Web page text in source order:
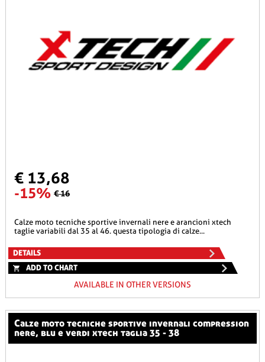
€ 13,68
-15% € 16
calze moto tecniche sportive invernali nere e arancioni xtech
taglie variabili dal 35 al 46. questa tipologia di calze...
DETAILS
ADD TO CHART
AVAILABLE IN OTHER VERSIONS
calze moto tecniche sportive invernali compression
nere, blu e verdi xtech taglia 35 - 38